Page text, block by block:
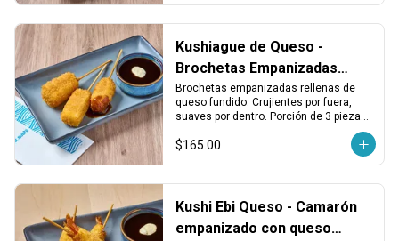
Kushiague de Queso -
Brochetas Empanizadas
Rellenas de Queso Fundido
(3 pzas)
Brochetas empanizadas rellenas de
queso fundido. Crujientes por fuera,
suaves por dentro. Porción de 3 piezas,
ideales como entrada o para compartir.
$165.00
Kushi Ebi Queso - Camarón
empanizado con queso